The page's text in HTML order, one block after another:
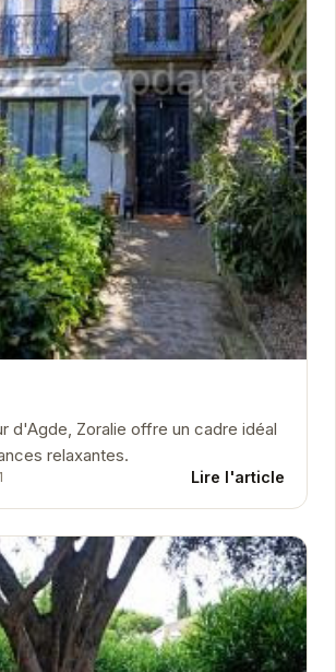
d'Agde, Zoralie offre un cadre idéal
relaxantes.
Lire l'article